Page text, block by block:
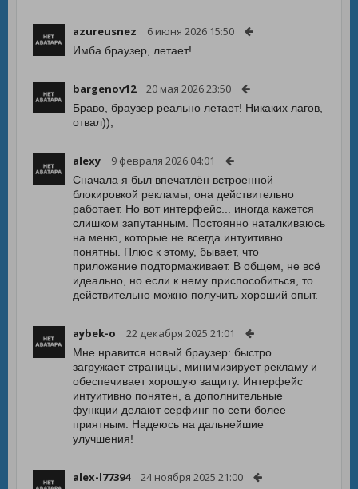
azureusnez 6 июня 2026 15:50
Имба браузер, летает!
bargenov12 20 мая 2026 23:50
Браво, браузер реально летает! Никаких лагов,
отвал));
alexy 9 февраля 2026 04:01
Сначала я был впечатлён встроенной
блокировкой рекламы, она действительно
работает. Но вот интерфейс... иногда кажется
слишком запутанным. Постоянно наталкиваюсь
на меню, которые не всегда интуитивно
понятны. Плюс к этому, бывает, что
приложение подтормаживает. В общем, не всё
идеально, но если к нему приспособиться, то
действительно можно получить хороший опыт.
aybek-o 22 декабря 2025 21:01
Мне нравится новый браузер: быстро
загружает страницы, минимизирует рекламу и
обеспечивает хорошую защиту. Интерфейс
интуитивно понятен, а дополнительные
функции делают серфинг по сети более
приятным. Надеюсь на дальнейшие
улучшения!
alex-l77394 24 ноября 2025 21:00